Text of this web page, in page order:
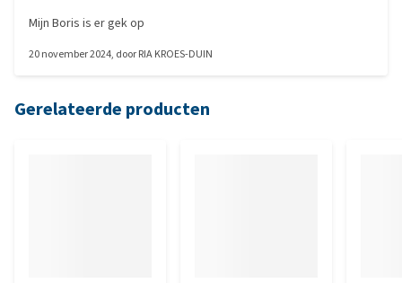
Mijn Boris is er gek op
20 november 2024, doorRIA KROES-DUIN
Gerelateerde producten